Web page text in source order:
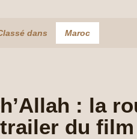
dans Maroc
: la
du film